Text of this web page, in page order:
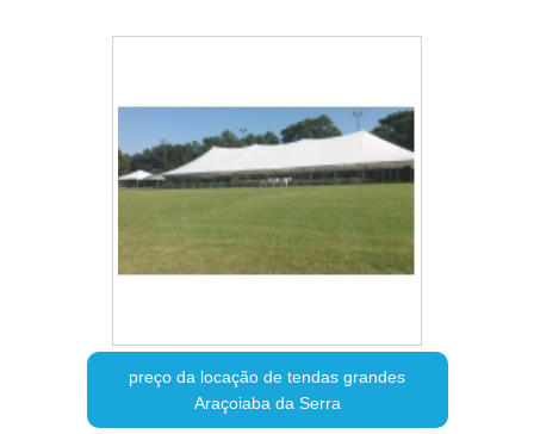
preço da locação de tendas grandes
Araçoiaba da Serra